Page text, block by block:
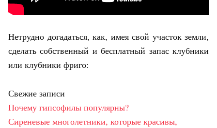
Нетрудно догадаться, как, имея свой участок земли,
сделать собственный и бесплатный запас клубники
или клубники фриго:
Свежие записи
Почему гипсофилы популярны?
Сиреневые многолетники, которые красивы,